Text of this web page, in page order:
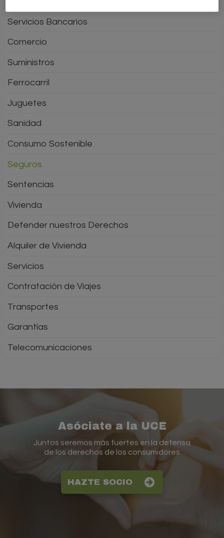
Servicios Bancarios
Comercio
Suministros
Ferrocarril
Juguetes
Sanidad
Consumo Sostenible
Seguros
Sentencias
Vivienda
Defender nuestros Derechos
Alquiler de Vivienda
Servicios
Contratación de Viajes
Transportes
Garantías
Telecomunicaciones
Asóciate a la UCE
Juntos seremos más fuertes en la defensa
de los derechos de los consumidores
HAZTE SOCIO